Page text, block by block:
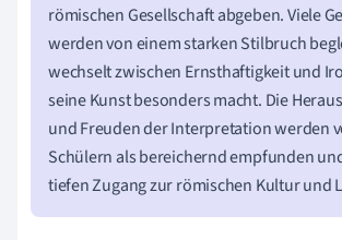
römischen Gesellschaft abgeben. Viele
werden von einem starken Stilbruch
wechselt zwischen Ernsthaftigkeit und
seine Kunst besonders macht. Die
und Freuden der Interpretation werden
Schülern als bereichernd empfunden
tiefen Zugang zur römischen Kultur und